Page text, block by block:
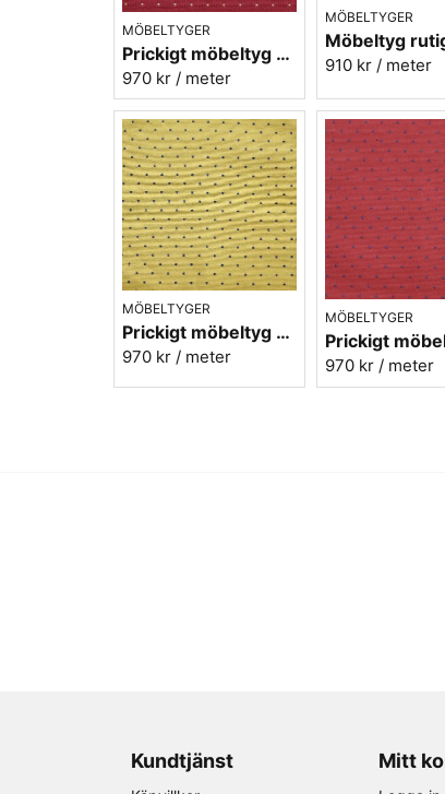
MÖBELTYGER
Prickigt möbeltyg röd-gul Micro nr.32
970 kr / meter
MÖBELTYGER
910 kr / meter
MÖBELTYGER
Prickigt möbeltyg gul-blå Micro nr.10
970 kr / meter
MÖBELTYGER
970 kr / meter
Kundtjänst Mitt